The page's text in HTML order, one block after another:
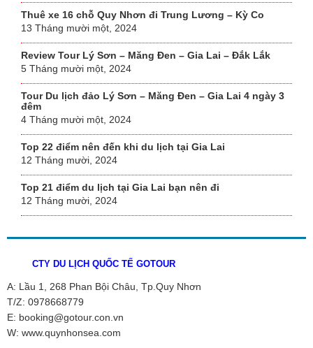
Thuê xe 16 chỗ Quy Nhơn đi Trung Lương – Kỳ Co
13 Tháng mười một, 2024
Review Tour Lý Sơn – Măng Đen – Gia Lai – Đắk Lắk
5 Tháng mười một, 2024
Tour Du lịch đảo Lý Sơn – Măng Đen – Gia Lai 4 ngày 3
đêm
4 Tháng mười một, 2024
Top 22 điểm nên đến khi du lịch tại Gia Lai
12 Tháng mười, 2024
Top 21 điểm du lịch tại Gia Lai bạn nên đi
12 Tháng mười, 2024
CTY DU LỊCH QUỐC TẾ GOTOUR
A: Lầu 1, 268 Phan Bội Châu, Tp.Quy Nhơn
T/Z: 0978668779
E: booking@gotour.con.vn
W: www.quynhonsea.com